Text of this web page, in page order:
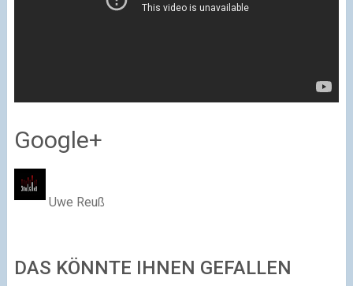
Google+
Uwe Reuß
DAS KÖNNTE IHNEN GEFALLEN